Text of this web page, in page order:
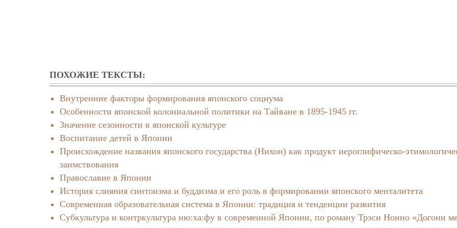
ПОХОЖИЕ ТЕКСТЫ:
Внутренние факторы формирования японского социума
Особенности японской колониальной политики на Тайване в 1895-1945 гг.
Значение сезонности в японской культуре
Воспитание детей в Японии
Происхождение названия японского государства (Нихон) как продукт иероглифическо-
заимствования
Православие в Японии
История слияния синтоизма и буддизма и его роль в формировании японского менталитета
Современная образовательная система в Японии: традиция и тенденции развития
Субкультура и контркультура ню:ха:фу в современной Японии, по роману Трэси Нонно «Догони